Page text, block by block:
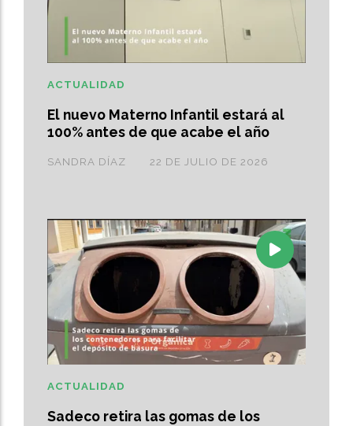
El nuevo Materno Infantil estará al
100% antes de que acabe el año
SANDRA DÍAZ
ACTUALIDAD
22 DE JULIO DE 2026
Sadeco retira las gomas de los
ACTUALIDAD